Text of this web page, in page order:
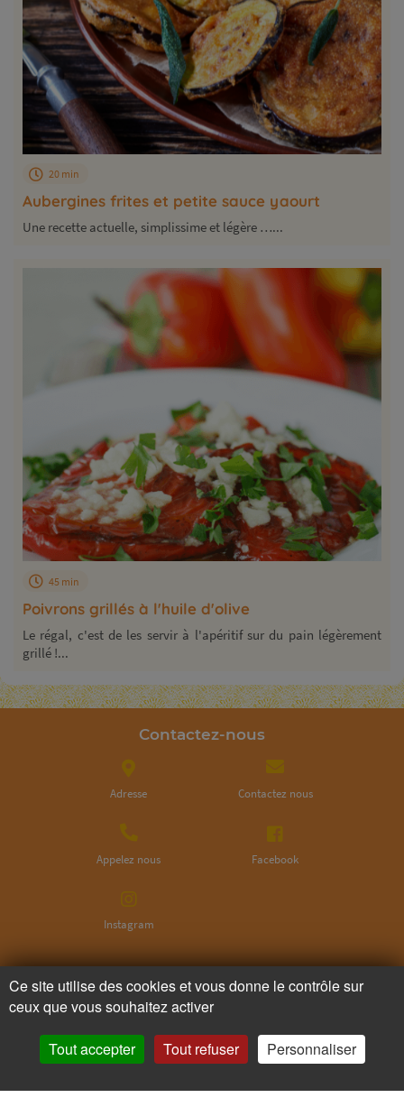
Aubergines frites et petite sauce yaourt
20 min
Une recette actuelle, simplissime et légère …...
Poivrons grillés à l'huile d'olive
45 min
Le régal, c'est de les servir à l'apéritif sur du pain légèrement
grillé !...
Contactez-nous
Adresse Contactez nous
Appelez nous Facebook
Instagram
Ne ratez plus rien,
Abonnez-vous à notre newsletter
Ce site utilise des cookies et vous donne le contrôle sur
ceux que vous souhaitez activer
Tout accepter Tout refuser Personnaliser